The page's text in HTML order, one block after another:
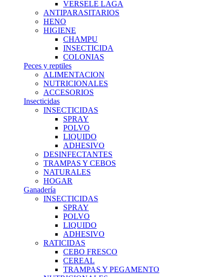
VERSELE LAGA
ANTIPARASITARIOS
HENO
HIGIENE
CHAMPU
INSECTICIDA
COLONIAS
Peces y reptiles
ALIMENTACION
NUTRICIONALES
ACCESORIOS
Insecticidas
INSECTICIDAS
SPRAY
POLVO
LIQUIDO
ADHESIVO
DESINFECTANTES
TRAMPAS Y CEBOS
NATURALES
HOGAR
Ganadería
INSECTICIDAS
SPRAY
POLVO
LIQUIDO
ADHESIVO
RATICIDAS
CEBO FRESCO
CEREAL
TRAMPAS Y PEGAMENTO